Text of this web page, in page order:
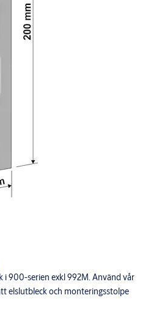
900-serien exkl 992M. Använd vår
elslutbleck och monteringsstolpe